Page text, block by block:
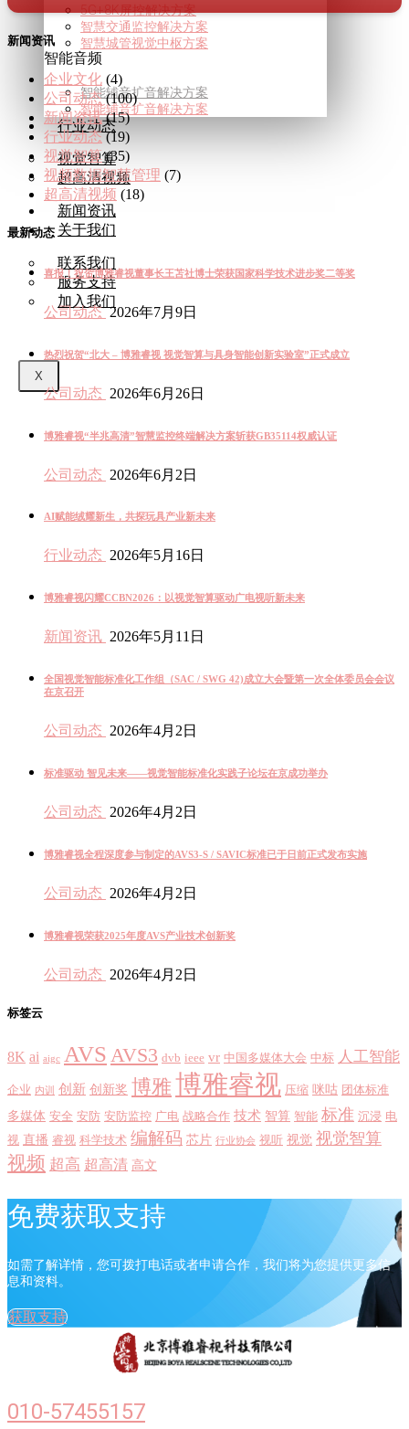
5G+8K屏控解决方案
智慧交通监控解决方案
智慧城管视觉中枢方案
智能音频
智能辅音扩音解决方案
智能辅音扩音解决方案
行业动态
视觉智算
超高清视频
新闻资讯
关于我们
联系我们
服务支持
加入我们
X
新闻资讯
企业文化 (4)
公司动态 (100)
新闻资讯 (15)
行业动态 (19)
视觉智算 (35)
视频数据智慧管理 (7)
超高清视频 (18)
最新动态
喜报！祝贺博雅睿视董事长王苫社博士荣获国家科学技术进步奖二等奖
公司动态 2026年7月9日
热烈祝贺“北大 – 博雅睿视 视觉智算与具身智能创新实验室”正式成立
公司动态 2026年6月26日
博雅睿视“半兆高清”智慧监控终端解决方案斩获GB35114权威认证
公司动态 2026年6月2日
AI赋能绒耀新生，共探玩具产业新未来
行业动态 2026年5月16日
博雅睿视闪耀CCBN2026：以视觉智算驱动广电视听新未来
新闻资讯 2026年5月11日
全国视觉智能标准化工作组（SAC / SWG 42)成立大会暨第一次全体委员会会议
在京召开
公司动态 2026年4月2日
标准驱动 智见未来——视觉智能标准化实践子论坛在京成功举办
公司动态 2026年4月2日
博雅睿视全程深度参与制定的AVS3-S / SAVIC标准已于日前正式发布实施
公司动态 2026年4月2日
博雅睿视荣获2025年度AVS产业技术创新奖
公司动态 2026年4月2日
标签云
8K ai aigc AVS AVS3 dvb ieee vr 中国多媒体大会 中标 人工智能
企业 内训 创新 创新奖 博雅博雅睿视 压缩 咪咕 团体标准
多媒体 安全 安防 安防监控 广电 战略合作 技术 智算 智能 标准 沉浸 电
视 直播 睿视 科学技术 编解码 芯片 行业协会 视听 视觉 视觉智算
视频 超高 超高清 高文
免费获取支持
如需了解详情，您可拨打电话或者申请合作，我们将为您提供更多信
息和资料。
获取支持
010-57455157